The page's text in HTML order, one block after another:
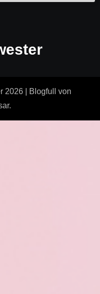
2026 Blogfull
von
.